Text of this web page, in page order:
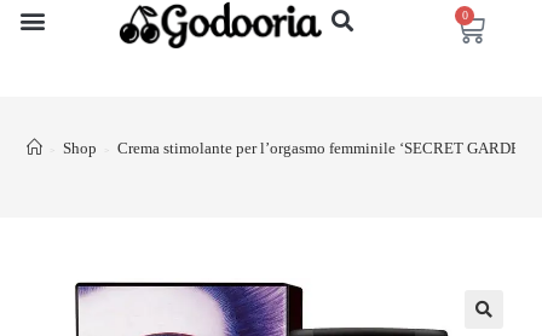
0
> Shop > Crema stimolante per l’orgasmo femminile ‘SECRET GARDEN’